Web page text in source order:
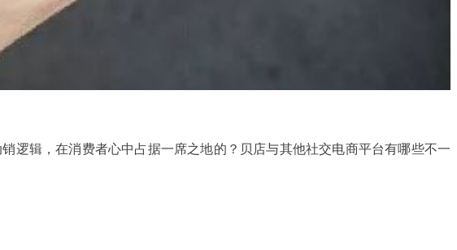
逻辑，在消费者心中占据一席之地的？贝店与其他社交电商平台有哪些不一